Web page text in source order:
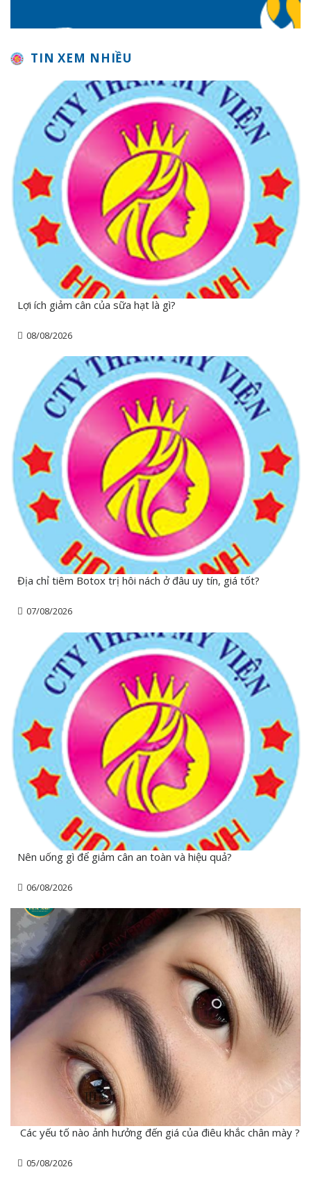
TIN XEM NHIỀU
Lợi ích giảm cân của sữa hạt là gì?
08/08/2026
Địa chỉ tiêm Botox trị hôi nách ở đâu uy tín, giá tốt?
07/08/2026
Nên uống gì để giảm cân an toàn và hiệu quả?
06/08/2026
Các yếu tố nào ảnh hưởng đến giá của điêu khắc chân mày ?
05/08/2026